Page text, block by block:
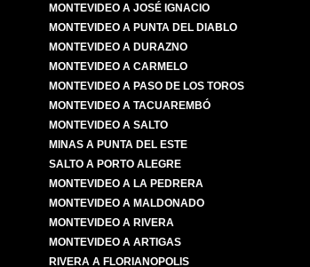
MONTEVIDEO A JOSÉ IGNACIO
MONTEVIDEO A PUNTA DEL DIABLO
MONTEVIDEO A DURAZNO
MONTEVIDEO A CARMELO
MONTEVIDEO A PASO DE LOS TOROS
MONTEVIDEO A TACUAREMBÓ
MONTEVIDEO A SALTO
MINAS A PUNTA DEL ESTE
SALTO A PORTO ALEGRE
MONTEVIDEO A LA PEDRERA
MONTEVIDEO A MALDONADO
MONTEVIDEO A RIVERA
MONTEVIDEO A ARTIGAS
RIVERA A FLORIANOPOLIS